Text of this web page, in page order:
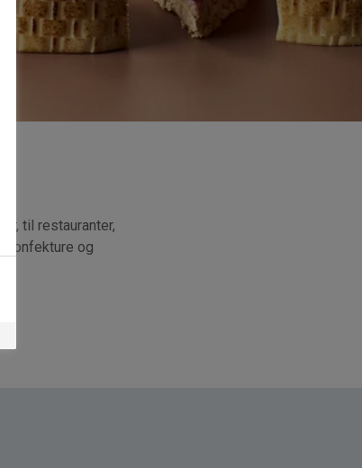
til restauranter,
konfekture og